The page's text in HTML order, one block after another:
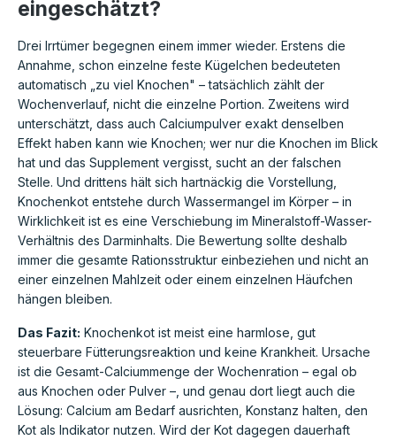
eingeschätzt?
Drei Irrtümer begegnen einem immer wieder. Erstens die
Annahme, schon einzelne feste Kügelchen bedeuteten
automatisch „zu viel Knochen" – tatsächlich zählt der
Wochenverlauf, nicht die einzelne Portion. Zweitens wird
unterschätzt, dass auch Calciumpulver exakt denselben
Effekt haben kann wie Knochen; wer nur die Knochen im Blick
hat und das Supplement vergisst, sucht an der falschen
Stelle. Und drittens hält sich hartnäckig die Vorstellung,
Knochenkot entstehe durch Wassermangel im Körper – in
Wirklichkeit ist es eine Verschiebung im Mineralstoff-Wasser-
Verhältnis des Darminhalts. Die Bewertung sollte deshalb
immer die gesamte Rationsstruktur einbeziehen und nicht an
einer einzelnen Mahlzeit oder einem einzelnen Häufchen
hängen bleiben.
Das Fazit: Knochenkot ist meist eine harmlose, gut
steuerbare Fütterungsreaktion und keine Krankheit. Ursache
ist die Gesamt-Calciummenge der Wochenration – egal ob
aus Knochen oder Pulver –, und genau dort liegt auch die
Lösung: Calcium am Bedarf ausrichten, Konstanz halten, den
Kot als Indikator nutzen. Wird der Kot dagegen dauerhaft